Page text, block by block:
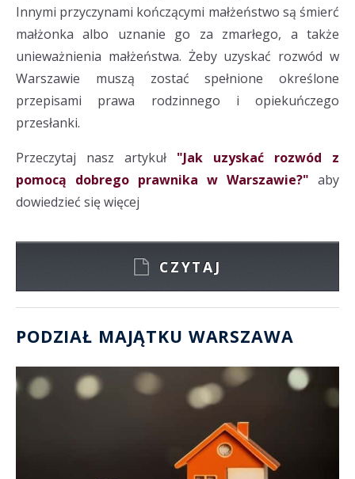
Innymi przyczynami kończącymi małżeństwo są śmierć
małżonka albo uznanie go za zmarłego, a także
unieważnienia małżeństwa. Żeby uzyskać rozwód w
Warszawie muszą zostać spełnione określone
przepisami prawa rodzinnego i opiekuńczego
przesłanki.
Przeczytaj nasz artykuł "Jak uzyskać rozwód z
pomocą dobrego prawnika w Warszawie?" aby
dowiedzieć się więcej
CZYTAJ
PODZIAŁ MAJĄTKU WARSZAWA